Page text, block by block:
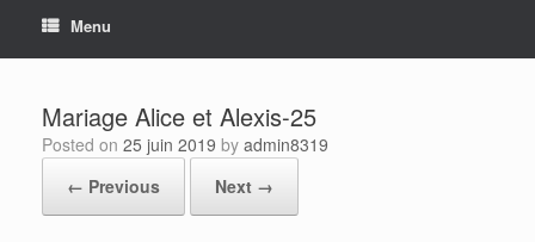
Menu
Mariage Alice et Alexis-25
Posted on 25 juin 2019 by admin8319
← Previous
Next →